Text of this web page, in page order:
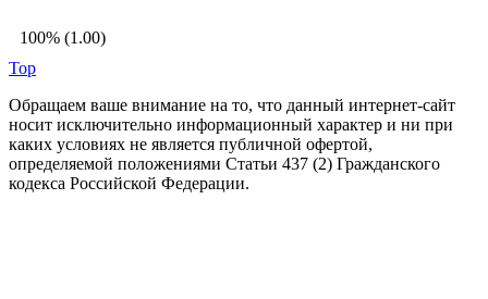
100% (1.00)
Top
Обращаем ваше внимание на то, что данный интернет-сайт
носит исключительно информационный характер и ни при
каких условиях не является публичной офертой,
определяемой положениями Статьи 437 (2) Гражданского
кодекса Российской Федерации.